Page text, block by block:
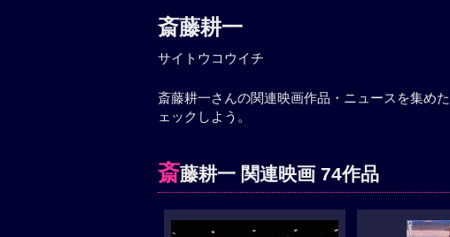
斎藤耕一
サイトウコウイチ
斎藤耕一さんの関連映画作品・ニュースを集め
ェックしよう。
斎藤耕一 関連映画 74作品